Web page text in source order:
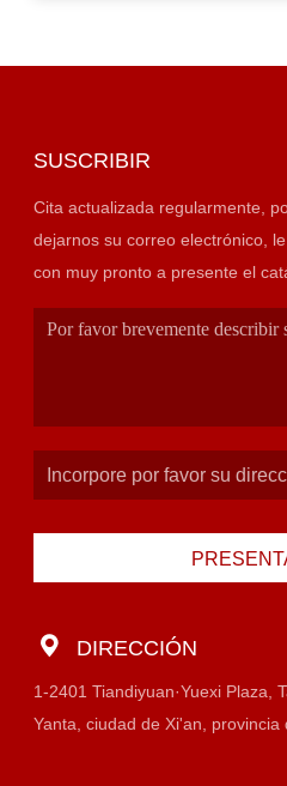
SUSCRIBIR
Cita actualizada regularmente,
dejarnos su correo electrónico,
con muy pronto a
DIRECCIÓN
1-2401 Tiandiyuan·Yuexi Plaza,
Yanta, ciudad de Xi'an, provincia